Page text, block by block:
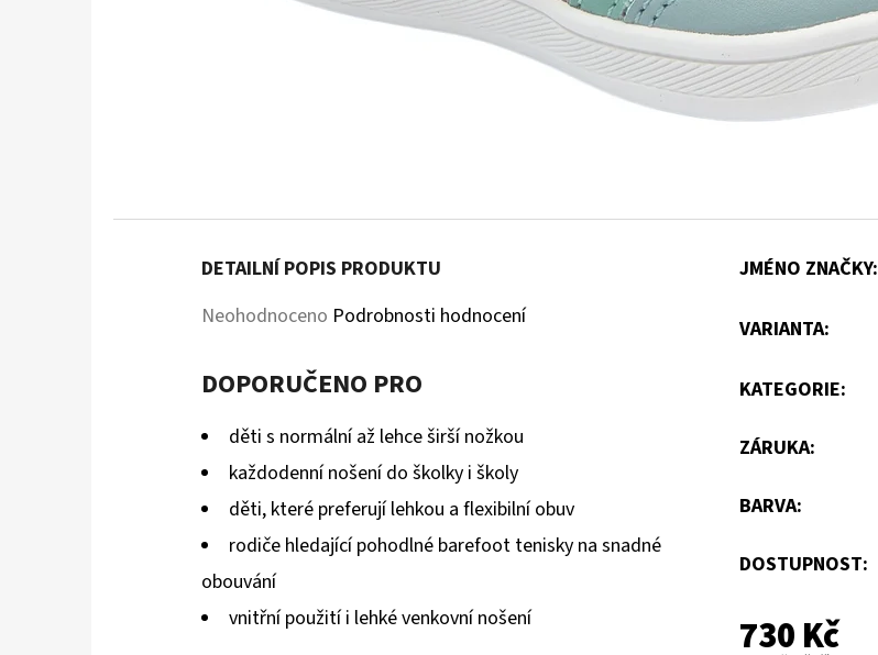
DETAILNÍ POPIS PRODUKTU
Průměrné
produktu
hvězdiček.
Neohodnoceno Podrobnosti hodnocení
DOPORUČENO PRO
děti s normální až lehce širší nožkou
každodenní nošení do školky i školy
děti, které preferují lehkou a flexibilní obuv
rodiče hledající pohodlné barefoot tenisky na snadné
obouvání
vnitřní použití i lehké venkovní nošení
JMÉNO ZNAČKY:
VARIANTA:
KATEGORIE:
ZÁRUKA:
BARVA:
DOSTUPNOST:
730 Kč